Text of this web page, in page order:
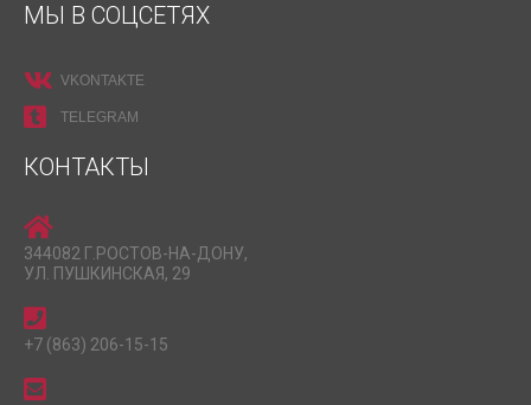
МЫ В СОЦСЕТЯХ
VKONTAKTE
TELEGRAM
КОНТАКТЫ
344082 Г.РОСТОВ-НА-ДОНУ,
УЛ. ПУШКИНСКАЯ, 29
+7 (863) 206-15-15